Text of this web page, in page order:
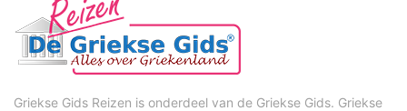
Griekse Gids Reizen is onderdeel van de Griekse Gids. Griekse